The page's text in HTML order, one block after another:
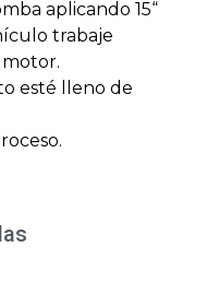
aplicando 15“
trabaje
esté lleno de